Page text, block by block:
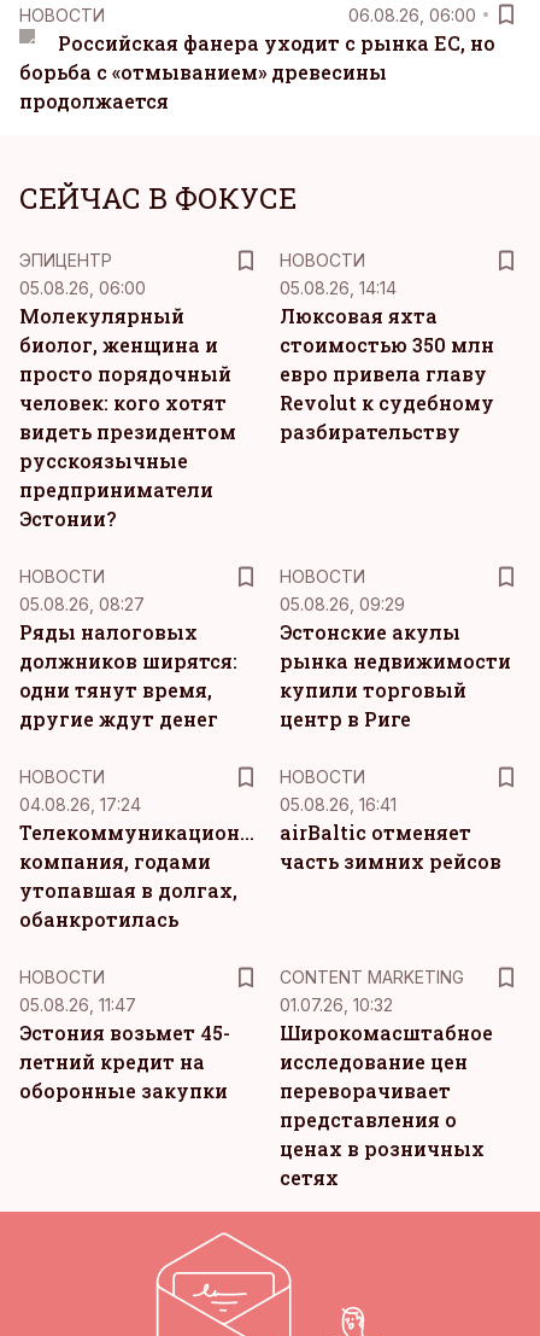
НОВОСТИ 06.08.26, 06:00
Российская фанера уходит с рынка ЕС, но
борьба с «отмыванием» древесины
продолжается
СЕЙЧАС В ФОКУСЕ
ЭПИЦЕНТР
05.08.26, 06:00
Молекулярный
биолог, женщина и
просто порядочный
человек: кого хотят
видеть президентом
русскоязычные
предприниматели
Эстонии?
НОВОСТИ
05.08.26, 14:14
Люксовая яхта
стоимостью 350 млн
евро привела главу
Revolut к судебному
разбирательству
НОВОСТИ
05.08.26, 08:27
Ряды налоговых
должников ширятся:
одни тянут время,
другие ждут денег
НОВОСТИ
05.08.26, 09:29
Эстонские акулы
рынка недвижимости
купили торговый
центр в Риге
НОВОСТИ
04.08.26, 17:24
Телекоммуникационная
компания, годами
утопавшая в долгах,
обанкротилась
НОВОСТИ
05.08.26, 16:41
airBaltic отменяет
часть зимних рейсов
НОВОСТИ
05.08.26, 11:47
Эстония возьмет 45-
летний кредит на
оборонные закупки
CONTENT MARKETING
01.07.26, 10:32
Широкомасштабное
исследование цен
переворачивает
представления о
ценах в розничных
сетях